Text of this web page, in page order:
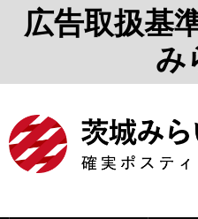
広告取扱基
み